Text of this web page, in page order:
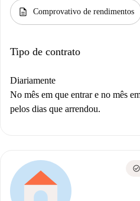
description Comprovativo de rendimentos
Tipo de contrato
Diariamente
No mês em que entrar e no mês
pelos dias que arrendou.
check_circle